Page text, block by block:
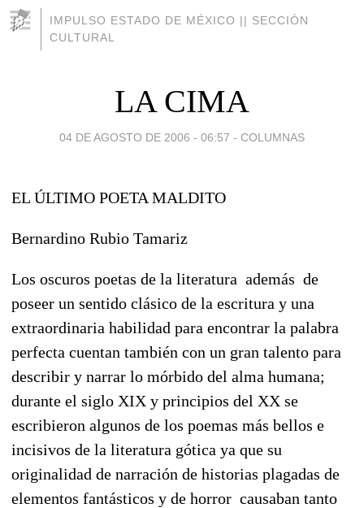
IMPULSO ESTADO DE MÉXICO || SECCIÓN
CULTURAL
LA CIMA
04 DE AGOSTO DE 2006 - 06:57 - COLUMNAS
EL ÚLTIMO POETA MALDITO
Bernardino Rubio Tamariz
Los oscuros poetas de la literatura además de
poseer un sentido clásico de la escritura y una
extraordinaria habilidad para encontrar la palabra
perfecta cuentan también con un gran talento para
describir y narrar lo mórbido del alma humana;
durante el siglo XIX y principios del XX se
escribieron algunos de los poemas más bellos e
incisivos de la literatura gótica ya que su
originalidad de narración de historias plagadas de
elementos fantásticos y de horror causaban tanto